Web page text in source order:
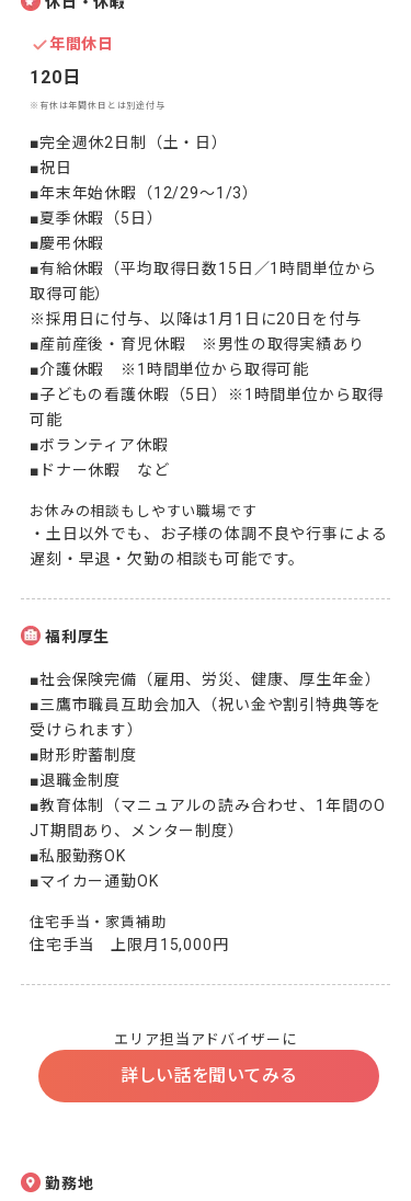
年間休日
120日
※有休は年間休日とは別途付与
■完全週休2日制（土・日）
■祝日
■年末年始休暇（12/29～1/3）
■夏季休暇（5日）
■慶弔休暇
■有給休暇（平均取得日数15日／1時間単位から
取得可能）
※採用日に付与、以降は1月1日に20日を付与
■産前産後・育児休暇　※男性の取得実績あり
■介護休暇　※1時間単位から取得可能
■子どもの看護休暇（5日）※1時間単位から取得
可能
■ボランティア休暇
■ドナー休暇　など
お休みの相談もしやすい職場です
・土日以外でも、お子様の体調不良や行事による
遅刻・早退・欠勤の相談も可能です。
福利厚生
■社会保険完備（雇用、労災、健康、厚生年金）
■三鷹市職員互助会加入（祝い金や割引特典等を
受けられます）
■財形貯蓄制度
■退職金制度
■教育体制（マニュアルの読み合わせ、1年間のO
JT期間あり、メンター制度）
■私服勤務OK
■マイカー通勤OK
住宅手当・家賃補助
住宅手当　上限月15,000円
エリア担当アドバイザーに
詳しい話を聞いてみる
勤務地